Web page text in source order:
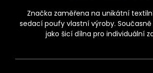
Značka zaměřena na unikátní
sedací poufy vlastní výroby.
jako šicí dílna pro individuální